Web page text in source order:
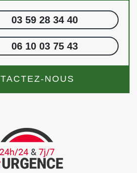
03 59 28 34 40
06 10 03 75 43
NOUS